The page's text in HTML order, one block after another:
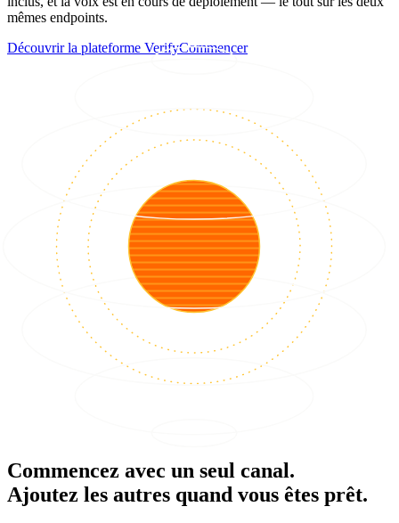
mêmes endpoints.
Découvrir la plateforme VerifyCommencer
Commencez avec un seul canal.
Ajoutez les autres quand vous êtes prêt.